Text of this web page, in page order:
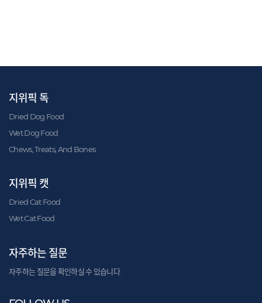
지위픽 독
Dried Dog Food
Wet Dog Food
Chews, Treats, And Bones
지위픽 캣
Dried Cat Food
Wet Cat Food
자주하는 질문
자주하는 질문을 확인하실 수 있습니다.